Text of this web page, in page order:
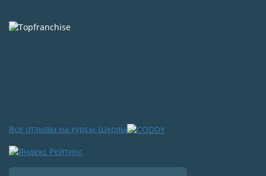
Все отзывы на курсы Школы